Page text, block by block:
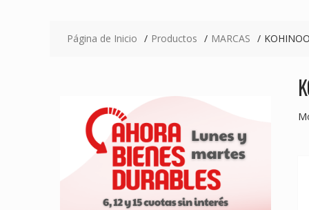
Página de Inicio Productos MARCAS